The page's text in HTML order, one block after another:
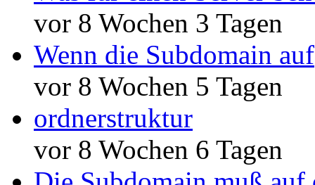
vor 8 Wochen 3 Tagen
Wenn die Subdomain auf
vor 8 Wochen 5 Tagen
ordnerstruktur
vor 8 Wochen 6 Tagen